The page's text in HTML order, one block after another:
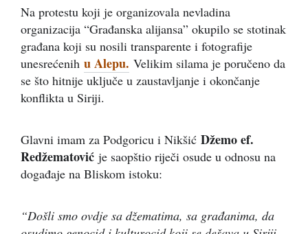
Na protestu koji je organizovala nevladina
organizacija “Građanska alijansa” okupilo se stotinak
građana koji su nosili transparente i fotografije
unesrećenih u Alepu. Velikim silama je poručeno da
se što hitnije uključe u zaustavljanje i okončanje
konflikta u Siriji.
Glavni imam za Podgoricu i Nikšić Džemo ef.
Redžematović je saopštio riječi osude u odnosu na
događaje na Bliskom istoku:
“Došli smo ovdje sa džematima, sa građanima, da